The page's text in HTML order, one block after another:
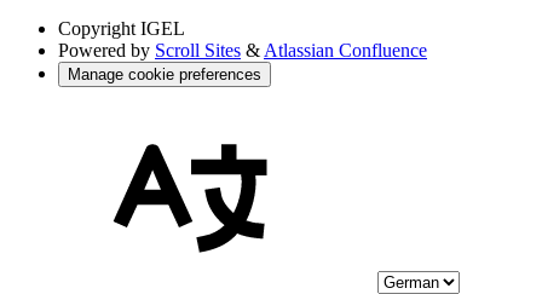
Copyright IGEL
Powered by Scroll Sites & Atlassian Confluence
Manage cookie preferences